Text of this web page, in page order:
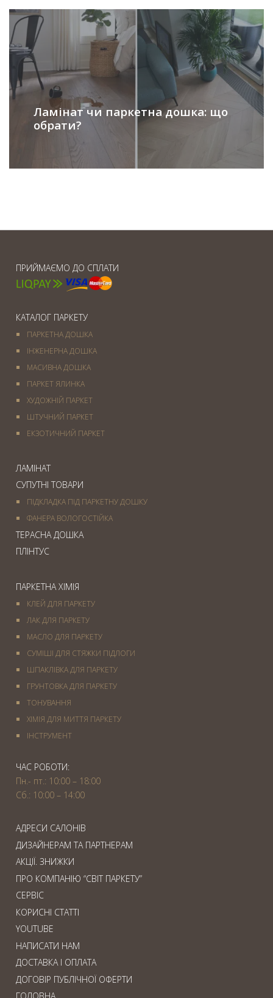
Ламінат чи паркетна дошка: що
обрати?
ПРИЙМАЄМО ДО СПЛАТИ
КАТАЛОГ ПАРКЕТУ
ПАРКЕТНА ДОШКА
ІНЖЕНЕРНА ДОШКА
МАСИВНА ДОШКА
ПАРКЕТ ЯЛИНКА
ХУДОЖНІЙ ПАРКЕТ
ШТУЧНИЙ ПАРКЕТ
ЕКЗОТИЧНИЙ ПАРКЕТ
ЛАМІНАТ
СУПУТНІ ТОВАРИ
ПІДКЛАДКА ПІД ПАРКЕТНУ ДОШКУ
ФАНЕРА ВОЛОГОСТІЙКА
ТЕРАСНА ДОШКА
ПЛІНТУС
ПАРКЕТНА ХІМІЯ
КЛЕЙ ДЛЯ ПАРКЕТУ
ЛАК ДЛЯ ПАРКЕТУ
МАСЛО ДЛЯ ПАРКЕТУ
СУМІШІ ДЛЯ СТЯЖКИ ПІДЛОГИ
ШПАКЛІВКА ДЛЯ ПАРКЕТУ
ГРУНТОВКА ДЛЯ ПАРКЕТУ
ТОНУВАННЯ
ХІМІЯ ДЛЯ МИТТЯ ПАРКЕТУ
IНСТРУМЕНТ
ЧАС РОБОТИ:
Пн.- пт.: 10:00 – 18:00
Сб.: 10:00 – 14:00
АДРЕСИ САЛОНІВ
ДИЗАЙНЕРАМ ТА ПАРТНЕРАМ
АКЦІЇ. ЗНИЖКИ
ПРО КОМПАНІЮ “СВІТ ПАРКЕТУ”
СЕРВІС
КОРИСНІ СТАТТІ
YOUTUBE
НАПИСАТИ НАМ
ДОСТАВКА І ОПЛАТА
ДОГОВІР ПУБЛІЧНОЇ ОФЕРТИ